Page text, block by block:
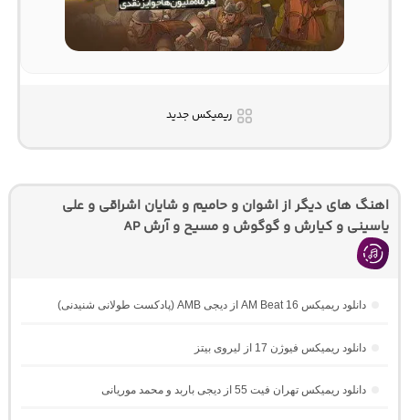
ریمیکس جدید
اهنگ های دیگر از اشوان و حامیم و شایان اشراقی و علی
یاسینی و کیارش و گوگوش و مسیح و آرش AP
دانلود ریمیکس AM Beat 16 از دیجی AMB (پادکست طولانی شنیدنی)
دانلود ریمیکس فیوژن 17 از لیروی بیتز
دانلود ریمیکس تهران فیت 55 از دیجی باربد و محمد موریانی